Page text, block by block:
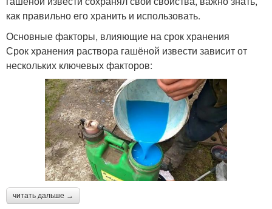
как правильно его хранить и использовать.
Основные факторы, влияющие на срок хранения
Срок хранения раствора гашёной извести зависит от
нескольких ключевых факторов:
читать дальше →